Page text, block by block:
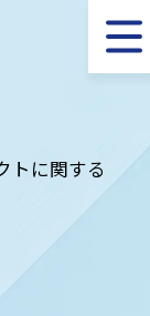
トに関する